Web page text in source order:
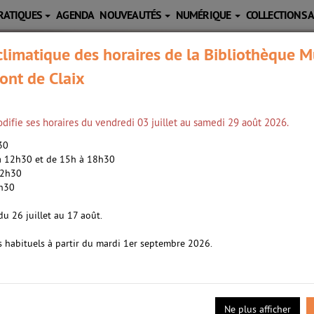
AGENDA NOUVEAUTÉS NUMÉRIQUE COLLECTIONS
livres /
ce conte met en scène Jérôme, un petit garçon qui déteste les
ou bien regarder la télévision.
des horaires de la Bibliothèque
de Claix
ses horaires du vendredi 03 juillet au samedi 29 août 2026.
12h30 et de 15h à 18h30
26 juillet au 17 août.
habituels à partir du mardi 1er septembre 2026.
Ne plus afficher